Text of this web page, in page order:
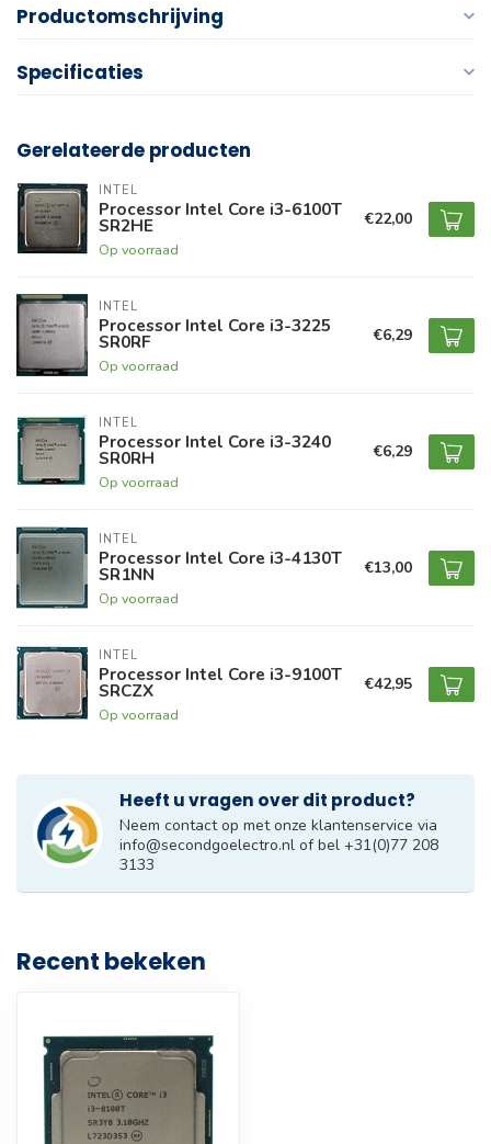
Productomschrijving
Specificaties
Gerelateerde producten
INTEL
Processor Intel Core i3-6100T
SR2HE
Op voorraad
€22,00
INTEL
Processor Intel Core i3-3225
SR0RF
Op voorraad
€6,29
INTEL
Processor Intel Core i3-3240
SR0RH
Op voorraad
€6,29
INTEL
Processor Intel Core i3-4130T
SR1NN
Op voorraad
€13,00
INTEL
Processor Intel Core i3-9100T
SRCZX
Op voorraad
€42,95
Heeft u vragen over dit product?
Neem contact op met onze klantenservice via
info@secondgoelectro.nl of bel +31(0)77 208
3133
Recent bekeken